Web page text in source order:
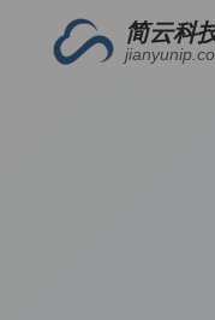
简云科
理服务